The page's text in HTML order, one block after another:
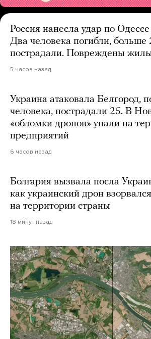
Россия нанесла удар по
Два человека погибли, больше
пострадали. Повреждены
5 часов назад
Украина атаковала Белгород,
человека, пострадали 25. В
«обломки дронов» упали на
предприятий
6 часов назад
Болгария вызвала посла
как украинский дрон взорвался
на территории страны
18 минут назад